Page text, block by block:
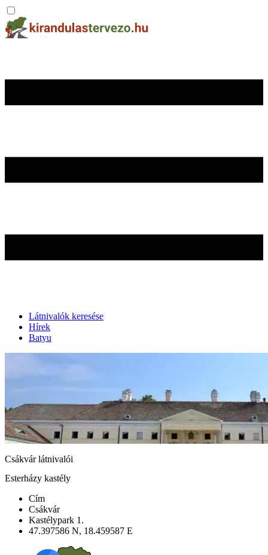
Látnivalók keresése
Hírek
Batyu
Csákvár látnivalói
Esterházy kastély
Cím
Csákvár
Kastélypark 1.
47.397586 N, 18.459587 E